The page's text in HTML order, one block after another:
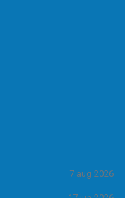
7 aug 2026